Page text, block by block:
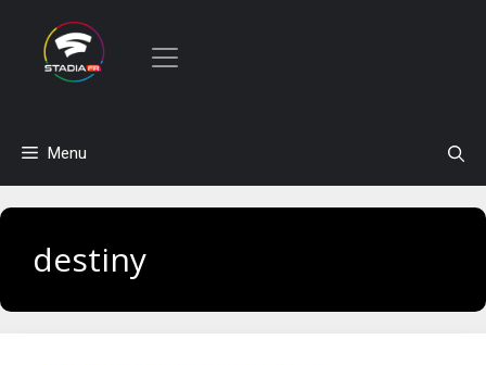
contenu
Menu
destiny